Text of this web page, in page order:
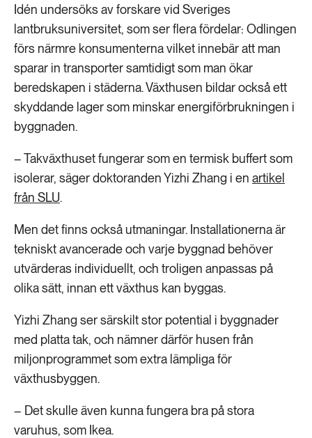
Idén undersöks av forskare vid Sveriges
lantbruksuniversitet, som ser flera fördelar: Odlingen
förs närmre konsumenterna vilket innebär att man
sparar in transporter samtidigt som man ökar
beredskapen i städerna. Växthusen bildar också ett
skyddande lager som minskar energiförbrukningen i
byggnaden.
– Takväxthuset fungerar som en termisk buffert som
isolerar, säger doktoranden Yizhi Zhang i en artikel
från SLU.
Men det finns också utmaningar. Installationerna är
tekniskt avancerade och varje byggnad behöver
utvärderas individuellt, och troligen anpassas på
olika sätt, innan ett växthus kan byggas.
Yizhi Zhang ser särskilt stor potential i byggnader
med platta tak, och nämner därför husen från
miljonprogrammet som extra lämpliga för
växthusbyggen.
– Det skulle även kunna fungera bra på stora
varuhus, som Ikea.